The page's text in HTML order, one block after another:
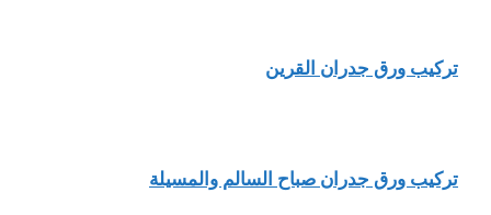
تركيب ورق جدران القرين
تركيب ورق جدران صباح السالم والمسيلة